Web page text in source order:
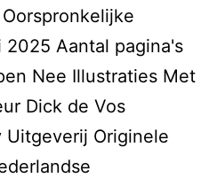
Aantal pagina's
Nee Illustraties Met
Dick de Vos
Originele